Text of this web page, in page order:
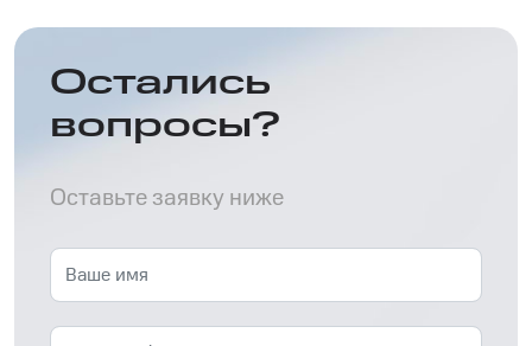
Остались
вопросы?
Оставьте заявку ниже